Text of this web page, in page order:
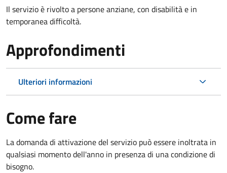
Il servizio è rivolto a persone anziane, con disabilità e in
temporanea difficoltà.
Approfondimenti
Ulteriori informazioni
Come fare
La domanda di attivazione del servizio può essere inoltrata in
qualsiasi momento dell'anno in presenza di una condizione di
bisogno.